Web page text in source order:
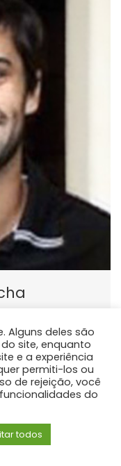
de
Estadual do
pelas
Alguns deles são
site, enquanto
e a experiência
permiti-los ou
de rejeição, você
do
todos